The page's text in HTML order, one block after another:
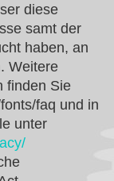
diese
samt der
haben, an
Weitere
finden Sie
faq und in
unter